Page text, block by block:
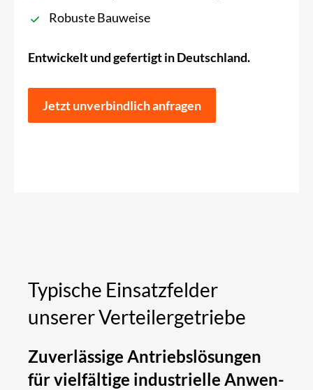
Robuste Bauweise
Entwickelt und gefertigt in Deutschland.
Jetzt unverbindlich anfragen
Typische Einsatz­felder
unserer Verteiler­getriebe
Zuverlässige Antriebs­lösungen
für viel­fältige indus­trielle Anwen­